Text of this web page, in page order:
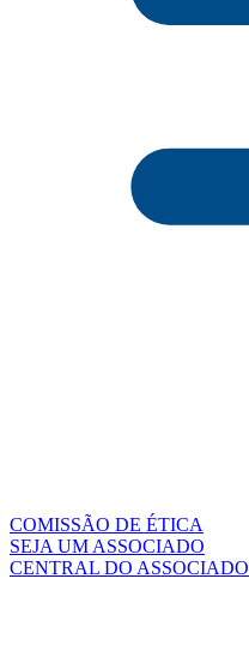
COMISSÃO DE ÉTICA
SEJA UM ASSOCIADO
CENTRAL DO ASSOCIADO